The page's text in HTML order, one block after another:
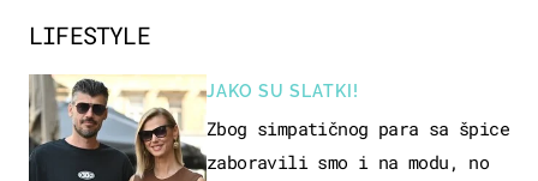
LIFESTYLE
JAKO SU SLATKI!
Zbog simpatičnog para sa špice
zaboravili smo i na modu, no